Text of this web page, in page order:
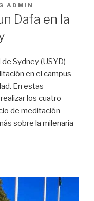
ADMIN
Dafa en la
Sydney (USYD)
en el campus
En estas
los cuatro
de meditación
sobre la milenaria